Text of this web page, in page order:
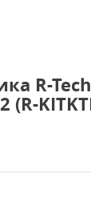
R-
(R-